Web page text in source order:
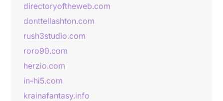
directoryoftheweb.com
donttellashton.com
rush3studio.com
roro90.com
herzio.com
in-hi5.com
krainafantasy.info